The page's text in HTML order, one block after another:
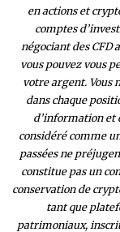
en actions et
comptes
négociant des CFD
vous pouvez vous
votre argent. Vous
dans chaque
d’information et
considéré comme
passées ne
constitue pas un
conservation de
tant que
patrimoniaux, inscrit